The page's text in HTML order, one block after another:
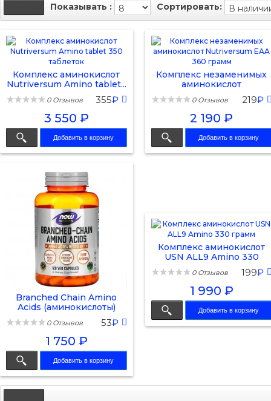
Показывать : Сортировать:
Комплекс аминокислот
Nutriversum Amino tablet...
0 Отзывов 355₽
3 550 ₽
Добавить в корзину
Комплекс незаменимых
аминокислот
Nutriversum...
0 Отзывов 219₽
2 190 ₽
Добавить в корзину
Branched Chain Amino
Acids (аминокислоты)
0 Отзывов 53₽
1 750 ₽
Добавить в корзину
Комплекс аминокислот
USN ALL9 Amino 330
0 Отзывов 199₽
1 990 ₽
Добавить в корзину